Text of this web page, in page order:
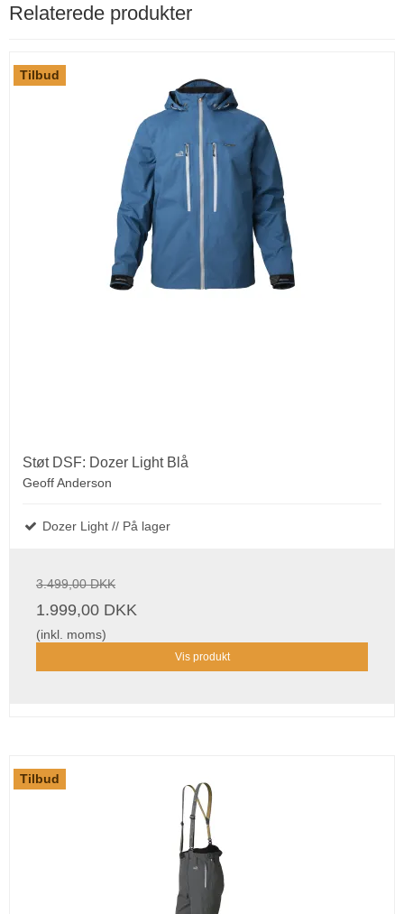
Relaterede produkter
Tilbud
Støt DSF: Dozer Light Blå
Geoff Anderson
Dozer Light // På lager
3.499,00 DKK
1.999,00 DKK
(inkl. moms)
Vis produkt
Tilbud